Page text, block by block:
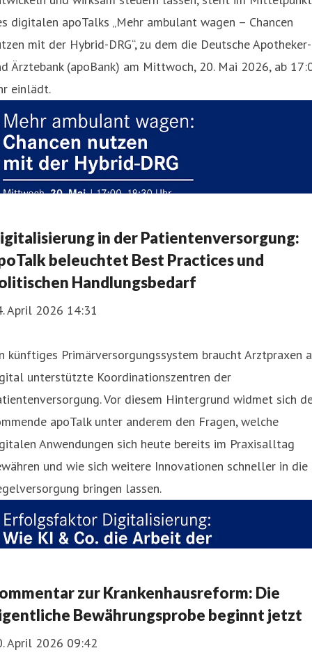
digitalen apoTalks „Mehr ambulant wagen – Chancen
mit der Hybrid-DRG“, zu dem die Deutsche Apotheker-
Ärztebank (apoBank) am Mittwoch, 20. Mai 2026, ab
einlädt.
in der Patientenversorgung:
beleuchtet Best Practices und
Handlungsbedarf
April 2026 14:31
künftiges Primärversorgungssystem braucht Arztpraxen
unterstützte Koordinationszentren der
Vor diesem Hintergrund widmet sich
apoTalk unter anderem den Fragen, welche
Anwendungen sich heute bereits im Praxisalltag
und wie sich weitere Innovationen schneller in die
bringen lassen.
zur Krankenhausreform: Die
Bewährungsprobe beginnt jetzt
April 2026 09:42